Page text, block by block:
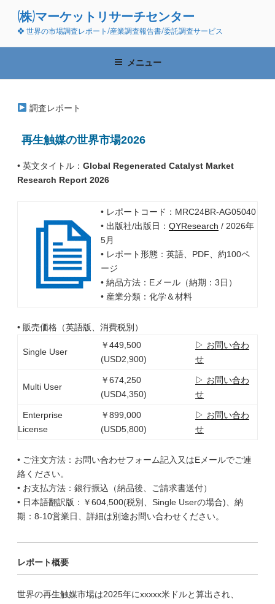
ン
(株)マーケットリサーチセンター
❖ 世界の市場調査レポート/産業調査報告書/委託調査サービス
メニュー
調査レポート
再生触媒の世界市場2026
• 英文タイトル： Global Regenerated Catalyst Market
Research Report 2026
• レポートコード：MRC24BR-AG05040
• 出版社/出版日： QYResearch / 2026年
5月
• レポート形態：英語、PDF、約100ペ
ージ
• 納品方法：Eメール（納期：3日）
• 産業分類：化学＆材料
• 販売価格（英語版、消費税別）
Single User
￥449,500
(USD2,900)
▷ お問い合わ
せ
Multi User
￥674,250
(USD4,350)
▷ お問い合わ
せ
Enterprise
License
￥899,000
(USD5,800)
▷ お問い合わ
せ
• ご注文方法：お問い合わせフォーム記入又はEメールでご連
絡ください。
• お支払方法：銀行振込（納品後、ご請求書送付）
• 日本語翻訳版：￥604,500(税別、Single Userの場合)、納
期：8-10営業日、詳細は別途お問い合わせください。
レポート概要
世界の再生触媒市場は2025年にxxxxx米ドルと算出され、